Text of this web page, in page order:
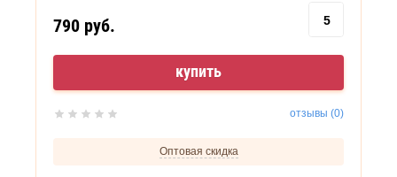
790 руб.
купить
Оптовая скидка
отзывы (0)